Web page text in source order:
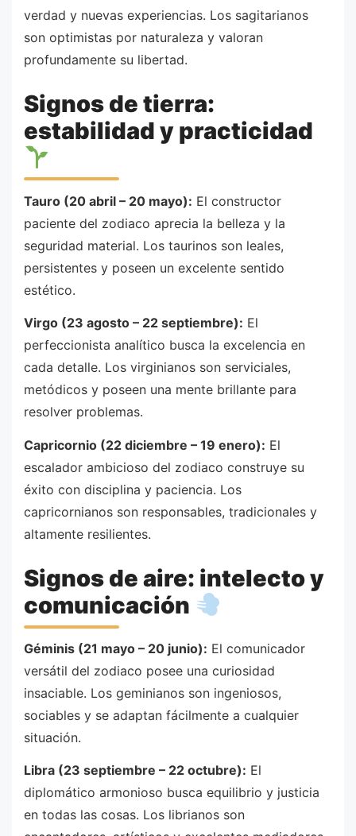
verdad y nuevas experiencias. Los sagitarianos
son optimistas por naturaleza y valoran
profundamente su libertad.
Signos de tierra:
estabilidad y practicidad
Tauro (20 abril – 20 mayo): El constructor
paciente del zodiaco aprecia la belleza y la
seguridad material. Los taurinos son leales,
persistentes y poseen un excelente sentido
estético.
Virgo (23 agosto – 22 septiembre): El
perfeccionista analítico busca la excelencia en
cada detalle. Los virginianos son serviciales,
metódicos y poseen una mente brillante para
resolver problemas.
Capricornio (22 diciembre – 19 enero): El
escalador ambicioso del zodiaco construye su
éxito con disciplina y paciencia. Los
capricornianos son responsables, tradicionales y
altamente resilientes.
Signos de aire: intelecto y
comunicación
Géminis (21 mayo – 20 junio): El comunicador
versátil del zodiaco posee una curiosidad
insaciable. Los geminianos son ingeniosos,
sociables y se adaptan fácilmente a cualquier
situación.
Libra (23 septiembre – 22 octubre): El
diplomático armonioso busca equilibrio y justicia
en todas las cosas. Los librianos son